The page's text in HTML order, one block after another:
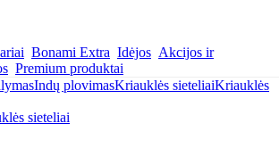
Bonami Extra Idėjos Akcijos ir
Premium produktai
Indų plovimasKriauklės sieteliaiKriauklės
sieteliai